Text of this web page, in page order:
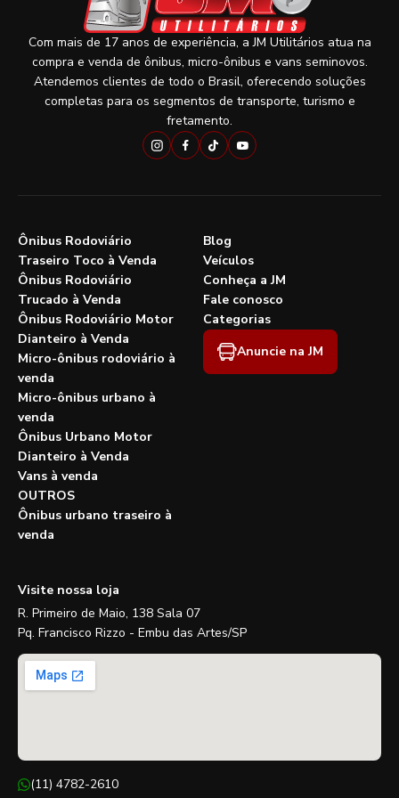
Com mais de 17 anos de experiência, a JM Utilitários atua na
compra e venda de ônibus, micro-ônibus e vans seminovos.
Atendemos clientes de todo o Brasil, oferecendo soluções
completas para os segmentos de transporte, turismo e
fretamento.
Ônibus Rodoviário
Traseiro Toco à Venda
Ônibus Rodoviário
Trucado à Venda
Ônibus Rodoviário Motor
Dianteiro à Venda
Micro-ônibus rodoviário à
venda
Micro-ônibus urbano à
venda
Ônibus Urbano Motor
Dianteiro à Venda
Vans à venda
OUTROS
Ônibus urbano traseiro à
venda
Blog
Veículos
Conheça a JM
Fale conosco
Categorias
Anuncie na JM
Visite nossa loja
R. Primeiro de Maio, 138 Sala 07
Pq. Francisco Rizzo - Embu das Artes/SP
(11) 4782-2610